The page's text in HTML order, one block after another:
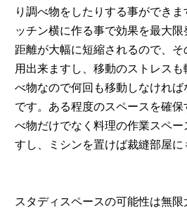
り調べ物をしたりする事ができ
ッチン横に作る事で効果を最大
距離が大幅に短縮されるので、
用出来ますし、移動のストレス
べ物なので何回も移動しなけれ
です。ある程度のスペースを確
べ物だけでなく料理の作業スペー
すし、ミシンを置けば裁縫部屋に
スタディスペースの可能性は無限